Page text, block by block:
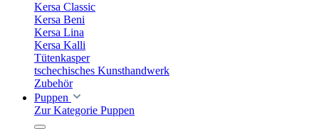
Kersa Classic
Kersa Beni
Kersa Lina
Kersa Kalli
Tütenkasper
tschechisches Kunsthandwerk
Zubehör
Puppen
Zur Kategorie Puppen